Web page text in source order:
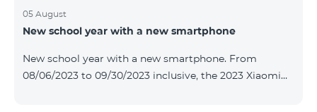
05 August
New school year with a new smartphone
New school year with a new smartphone. From
08/06/2023 to 09/30/2023 inclusive, the 2023 Xiaomi